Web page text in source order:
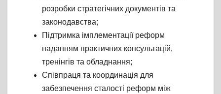
розробки стратегічних документів та
законодавства;
Підтримка імплементації реформ
наданням практичних консультацій,
тренінгів та обладнання;
Співпраця та координація для
забезпечення сталості реформ між